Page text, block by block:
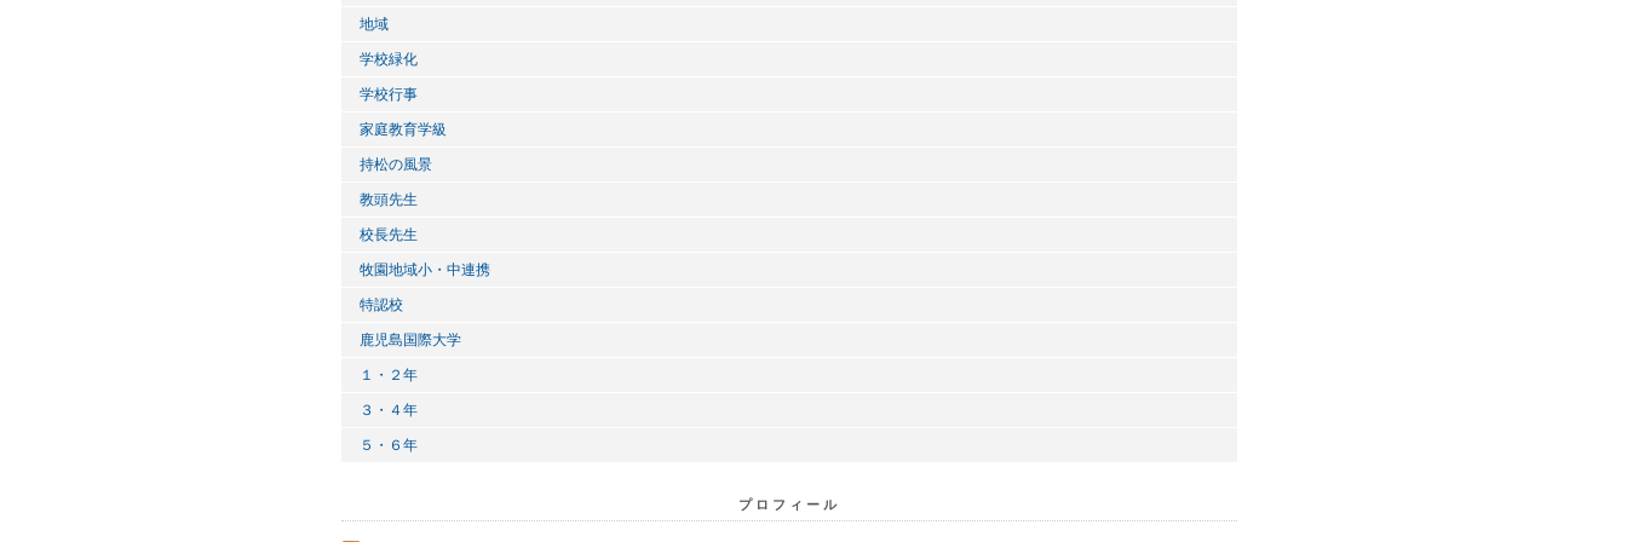
地域
学校緑化
学校行事
家庭教育学級
持松の風景
教頭先生
校長先生
牧園地域小・中連携
特認校
鹿児島国際大学
１・２年
３・４年
５・６年
プロフィール